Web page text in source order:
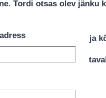
Tordi otsas olev jänku
Paks Margareeta ja
mähkmetest
seetõttu saadaval.